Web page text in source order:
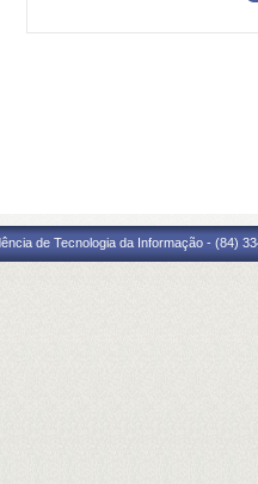
de Tecnologia da Informação - (84)